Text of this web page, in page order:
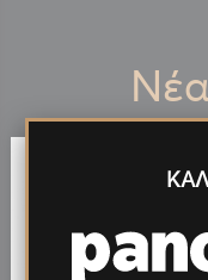
Νέα